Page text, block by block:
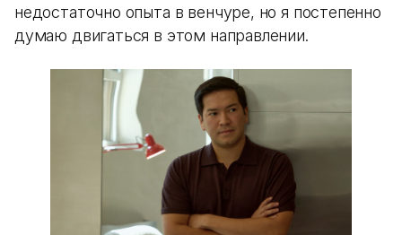
недостаточно опыта в венчуре, но я постепенно
думаю двигаться в этом направлении.